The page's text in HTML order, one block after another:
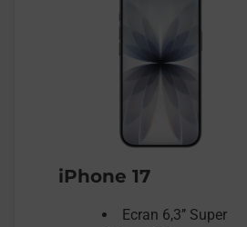
iPhone 17
Ecran 6,3’’ Super